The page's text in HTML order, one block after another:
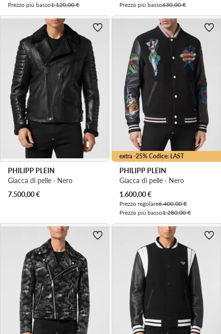
Prezzo più basso1.120,00 € Prezzo più basso630,00 €
PHILIPP PLEIN
Giacca di pelle · Nero
7.500,00€
extra -25% Codice: LAST
PHILIPP PLEIN
Giacca di pelle · Nero
Prezzo attuale
1.600,00€
Prezzo regolare6.400,00 €
Prezzo più basso1.280,00 €